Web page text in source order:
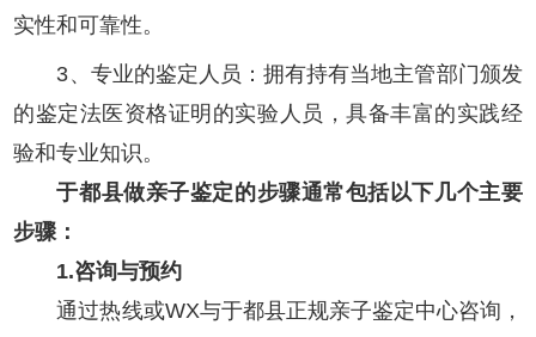
实性和可靠性。
3、专业的鉴定人员：拥有持有当地主管部门颁发
的鉴定法医资格证明的实验人员，具备丰富的实践经
验和专业知识。
于都县做亲子鉴定的步骤通常包括以下几个主要
步骤：
1.咨询与预约
通过热线或WX与于都县正规亲子鉴定中心咨询，